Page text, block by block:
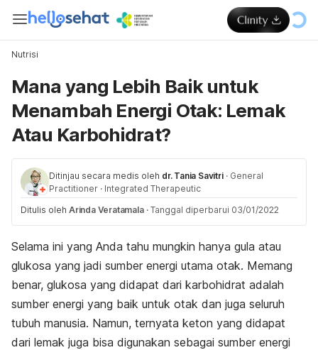
Nutrisi
Mana yang Lebih Baik untuk
Menambah Energi Otak: Lemak
Atau Karbohidrat?
Ditinjau secara medis oleh dr. Tania Savitri · General
Practitioner · Integrated Therapeutic
Ditulis oleh Arinda Veratamala · Tanggal diperbarui 03/01/2022
Selama ini yang Anda tahu mungkin hanya gula atau
glukosa yang jadi sumber energi utama otak. Memang
benar, glukosa yang didapat dari karbohidrat adalah
sumber energi yang baik untuk otak dan juga seluruh
tubuh manusia. Namun, ternyata keton yang didapat
dari lemak juga bisa digunakan sebagai sumber energi